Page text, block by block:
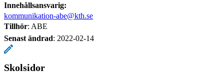
Innehållsansvarig:
kommunikation-abe@kth.se
Tillhör: ABE
Senast ändrad: 2022-02-14
Skolsidor